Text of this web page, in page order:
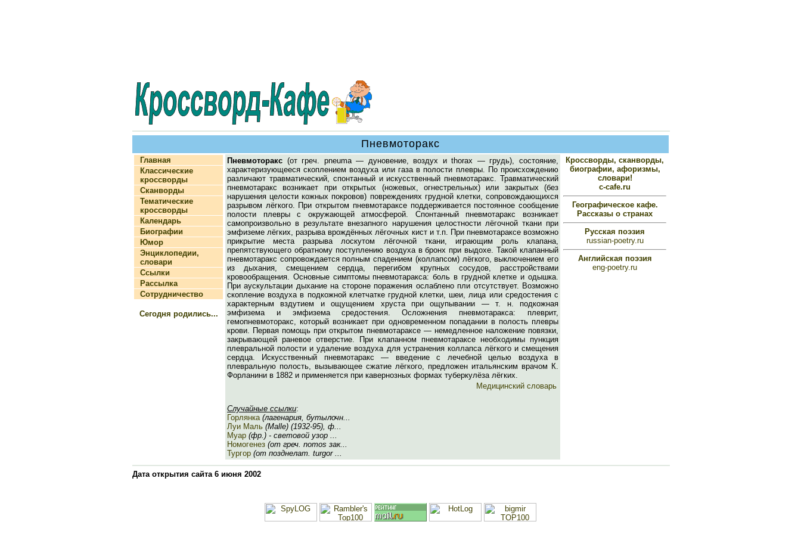
Пневмоторакс
Главная
Классические
кроссворды
Сканворды
Тематические
кроссворды
Календарь
Биографии
Юмор
Энциклопедии,
словари
Ссылки
Рассылка
Сотрудничество
Сегодня родились...
Пневмоторакс (от греч. pneuma — дуновение, воздух и thorax — грудь), состояние,
характеризующееся скоплением воздуха или газа в полости плевры. По происхождению
различают травматический, спонтанный и искусственный пневмотаракс. Травматический
пневмотаракс возникает при открытых (ножевых, огнестрельных) или закрытых (без
нарушения целости кожных покровов) повреждениях грудной клетки, сопровождающихся
разрывом лёгкого. При открытом пневмотараксе поддерживается постоянное сообщение
полости плевры с окружающей атмосферой. Спонтанный пневмотаракс возникает
самопроизвольно в результате внезапного нарушения целостности лёгочной ткани при
эмфиземе лёгких, разрыва врождённых лёгочных кист и т.п. При пневмотараксе возможно
прикрытие места разрыва лоскутом лёгочной ткани, играющим роль клапана,
препятствующего обратному поступлению воздуха в бронх при выдохе. Такой клапанный
пневмотаракс сопровождается полным спадением (коллапсом) лёгкого, выключением его
из дыхания, смещением сердца, перегибом крупных сосудов, расстройствами
кровообращения. Основные симптомы пневмотаракса: боль в грудной клетке и одышка.
При аускультации дыхание на стороне поражения ослаблено пли отсутствует. Возможно
скопление воздуха в подкожной клетчатке грудной клетки, шеи, лица или средостения с
характерным вздутием и ощущением хруста при ощупывании — т. н. подкожная
эмфизема и эмфизема средостения. Осложнения пневмотаракса: плеврит,
гемопневмоторакс, который возникает при одновременном попадании в полость плевры
крови. Первая помощь при открытом пневмотараксе — немедленное наложение повязки,
закрывающей раневое отверстие. При клапанном пневмотараксе необходимы пункция
плевральной полости и удаление воздуха для устранения коллапса лёгкого и смещения
сердца. Искусственный пневмотаракс — введение с лечебной целью воздуха в
плевральную полость, вызывающее сжатие лёгкого, предложен итальянским врачом К.
Форланини в 1882 и применяется при кавернозных формах туберкулёза лёгких.
Медицинский словарь
Случайные ссылки:
Горлянка(лагенария, бутылочн...
Луи Маль (Malle) (1932-95), ф...
Муар (фр.) - световой узор ...
Номогенез (от греч. nomos зак...
Тургор (от позднелат. turgor ...
Кроссворды, сканворды,
биографии, афоризмы,
словари!
c-cafe.ru
Географическое кафе.
Рассказы о странах
Русская поэзия
russian-poetry.ru
Английская поэзия
eng-poetry.ru
Дата открытия сайта 6 июня 2002